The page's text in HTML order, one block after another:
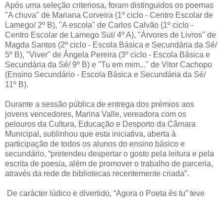
Após uma seleção criteriosa, foram distinguidos os poemas
"A chuva" de Mariana Corveira (1º ciclo - Centro Escolar de
Lamego/ 2º B), "A escola" de Carlos Calvão (1º ciclo -
Centro Escolar de Lamego Sul/ 4º A), "Árvores de Livros" de
Magda Santos (2º ciclo - Escola Básica e Secundária da Sé/
5º B), "Viver" de Ângela Pereira (3º ciclo - Escola Básica e
Secundária da Sé/ 9º B) e "Tu em mim..." de Vitor Cachopo
(Ensino Secundário - Escola Básica e Secundária da Sé/
11º B).
Durante a sessão pública de entrega dos prémios aos
jovens vencedores, Marina Valle, vereadora com os
pelouros da Cultura, Educação e Desporto da Câmara
Municipal, sublinhou que esta iniciativa, aberta à
participação de todos os alunos do ensino básico e
secundário, “pretendeu despertar o gosto pela leitura e pela
escrita de poesia, além de promover o trabalho de parceria,
através da rede de bibliotecas recentemente criada”.
De carácter lúdico e divertido, “Agora o Poeta és tu” teve